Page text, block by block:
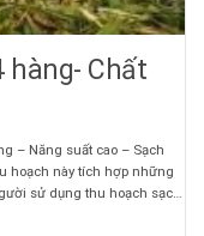
hàng- Chất
– Năng suất cao – Sạch
hoạch này tích hợp những
sử dụng thu hoạch sạch